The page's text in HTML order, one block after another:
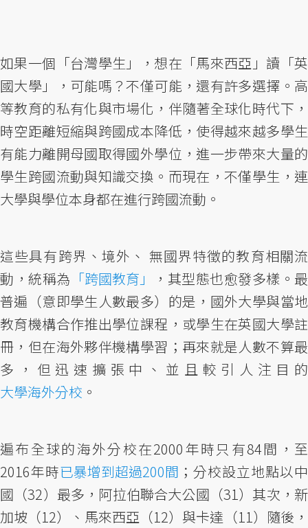
如果一個「台灣學生」，想在「馬來西亞」讀「英
國大學」，可能嗎？不僅可能，還有許多選擇。高
等教育的私有化與市場化，伴隨著全球化時代下，
時空距離短縮與跨國成本降低，使得越來越多學生
有能力離開母國取得國外學位，進一步帶來大量的
學生跨國流動與知識交換。而現在，不僅學生，連
大學與學位本身都在進行跨國流動。
這些具有跨界、境外、 無國界特徵的教育相關流
動，統稱為 「跨國教育」
，其型態也愈發多樣。最
普遍（意即學生人數最多）的是，國外大學與當地
教育機構合作推出學位課程，或學生在英國大學註
冊，但在海外夥伴機構學習；再來就是人數不算最
多，但迅速擴張中、並且較引人注目的
大學海外分校 。
遍布全球的海外分校在2000年時只有84間，至
2016年時已暴增到超過200間 ；分校設立地點以中
國（32）最多，阿拉伯聯合大公國（31）其次，新
加坡（12）、馬來西亞（12）與卡達（11）隨後，